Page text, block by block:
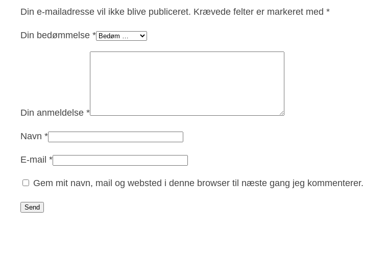
Din e-mailadresse vil ikke blive publiceret. Krævede felter er markeret med *
Din bedømmelse *
Din anmeldelse *
Navn *
E-mail *
Gem mit navn, mail og websted i denne browser til næste gang jeg kommenterer.